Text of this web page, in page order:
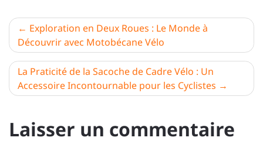
Navigation
de
l’article
Exploration en Deux Roues : Le Monde à
Découvrir avec Motobécane Vélo
La Praticité de la Sacoche de Cadre Vélo : Un
Accessoire Incontournable pour les Cyclistes
Laisser un commentaire